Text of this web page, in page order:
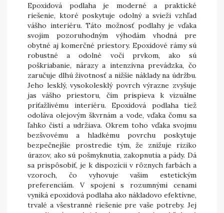
Epoxidová podlaha je moderné a praktické
riešenie, ktoré poskytuje odolný a svieži vzhľad
vášho interiéru. Táto možnosť podlahy je vďaka
svojim pozoruhodným výhodám vhodná pre
obytné aj komerčné priestory. Epoxidové rámy sú
robustné a odolné voči prvkom, ako sú
poškriabanie, nárazy a intenzívna prevádzka, čo
zaručuje dlhú životnosť a nižšie náklady na údržbu.
Jeho lesklý, vysokolesklý povrch výrazne zvyšuje
jas vášho priestoru, čím prispieva k vizuálne
príťažlivému interiéru. Epoxidová podlaha tiež
odoláva olejovým škvrnám a vode, vďaka čomu sa
ľahko čistí a udržiava. Okrem toho vďaka svojmu
bezšvovému a hladkému povrchu poskytuje
bezpečnejšie prostredie tým, že znižuje riziko
úrazov, ako sú pošmyknutia, zakopnutia a pády. Dá
sa prispôsobiť, je k dispozícii v rôznych farbách a
vzoroch, čo vyhovuje vašim estetickým
preferenciám. V spojení s rozumnými cenami
vyniká epoxidová podlaha ako nákladovo efektívne,
trvalé a všestranné riešenie pre vaše potreby. Jej